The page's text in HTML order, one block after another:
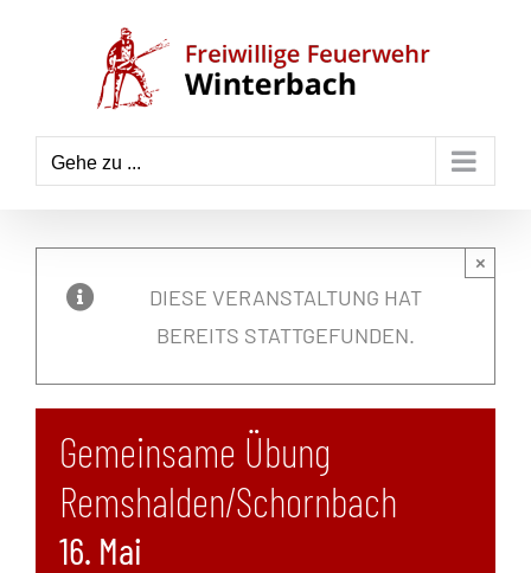
Gehe zu ...
DIESE VERANSTALTUNG HAT
BEREITS STATTGEFUNDEN.
×
Gemeinsame Übung
Remshalden/Schornbach
16. Mai